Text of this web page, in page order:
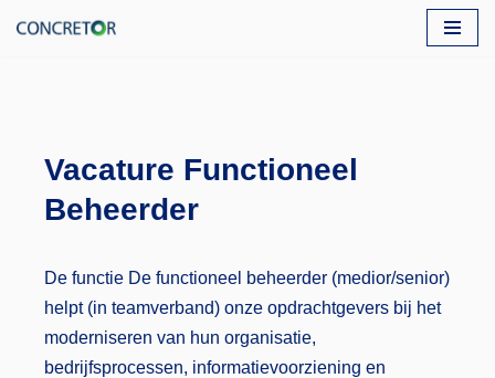
Vacature Functioneel
Beheerder
De functie De functioneel beheerder (medior/senior)
helpt (in teamverband) onze opdrachtgevers bij het
moderniseren van hun organisatie,
bedrijfsprocessen, informatievoorziening en